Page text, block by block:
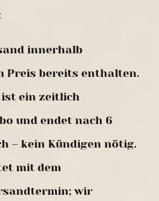
innerhalb
Preis bereits enthalten.
ist ein zeitlich
und endet nach 6
– kein Kündigen nötig.
mit dem
wir